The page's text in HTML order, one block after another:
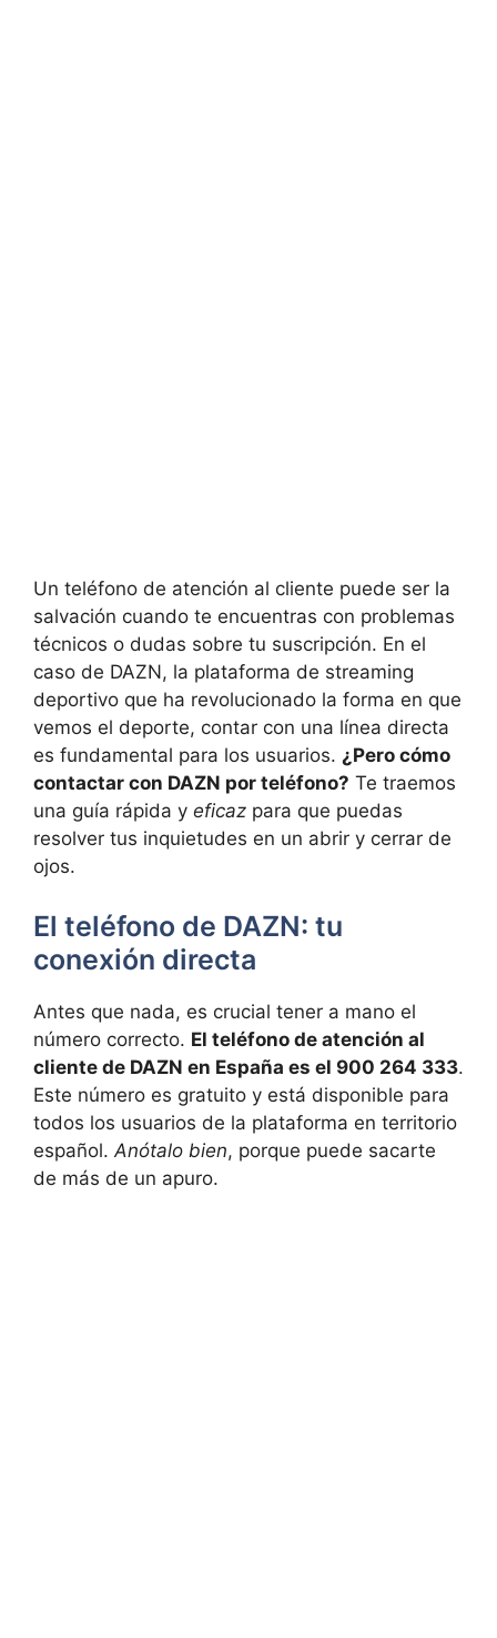
Un teléfono de atención al cliente puede ser la
salvación cuando te encuentras con problemas
técnicos o dudas sobre tu suscripción. En el
caso de DAZN, la plataforma de streaming
deportivo que ha revolucionado la forma en que
vemos el deporte, contar con una línea directa
es fundamental para los usuarios. ¿Pero cómo
contactar con DAZN por teléfono? Te traemos
una guía rápida y eficaz para que puedas
resolver tus inquietudes en un abrir y cerrar de
ojos.
El teléfono de DAZN: tu
conexión directa
Antes que nada, es crucial tener a mano el
número correcto. El teléfono de atención al
cliente de DAZN en España es el 900 264 333.
Este número es gratuito y está disponible para
todos los usuarios de la plataforma en territorio
español. Anótalo bien, porque puede sacarte
de más de un apuro.